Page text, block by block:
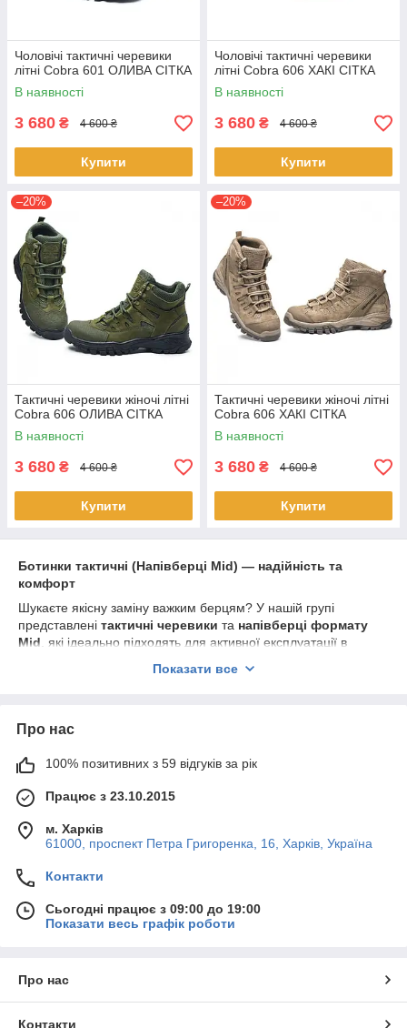
Чоловічі тактичні черевики
літні Cobra 601 ОЛИВА СІТКА
В наявності
3 680 ₴ 4 600 ₴
Купити
Чоловічі тактичні черевики
літні Cobra 606 ХАКІ СІТКА
В наявності
3 680 ₴ 4 600 ₴
Купити
–20%
Тактичні черевики жіночі літні
Cobra 606 ОЛИВА СІТКА
В наявності
3 680 ₴ 4 600 ₴
Купити
–20%
Тактичні черевики жіночі літні
Cobra 606 ХАКІ СІТКА
В наявності
3 680 ₴ 4 600 ₴
Купити
Ботинки тактичні (Напівберці Mid) — надійність та
комфорт
Шукаєте якісну заміну важким берцям? У нашій групі
представлені тактичні черевики та напівберці формату
Mid , які ідеально підходять для активної експлуатації в
ноги при тривалих переходах.
Середня висота (Mid):Оптимальна підтримка
Міцні матеріали:Використання зносостійкого
Ліпка підошва: Глибокий протектор для надійного
Сезонність моделей:
Літні черевики:Легкі, дихаючі моделі з посиленою
вентиляцією для спекотної погоди.
весни та осені, стійкий до вологи та перепадів
Зимові тактичні черевики
Показати все
Про нас
100% позитивних з 59 відгуків за рік
Працює з 23.10.2015
м. Харків
61000, проспект Петра Григоренка, 16, Харків, Україна
Контакти
Сьогодні працює з 09:00 до 19:00
Показати весь графік роботи
Про нас
Контакти